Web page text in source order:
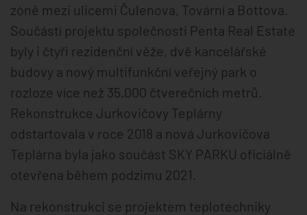
zóně mezi ulicemi Čulenova, Tovární a Bottova.
Součástí projektu společnosti Penta Real Estate
byly i čtyři rezidenční věže, dvě kancelářské
budovy a nový multifunkční veřejný park o
rozloze více než 35.000 čtverečních metrů.
Rekonstrukce Jurkovičovy Teplárny
odstartovala v roce 2018 a nová Jurkovičova
Teplárna byla jako součást SKY PARKU oficiálně
otevřena během podzimu 2021.
Na rekonstrukci se projektem teplotechniky